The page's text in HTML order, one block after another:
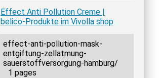
Effect Anti Pollution Creme |
belico-Produkte im Vivolla shop
effect-anti-pollution-mask-
entgiftung-zellatmung-
sauerstoffversorgung-hamburg/
1 pages